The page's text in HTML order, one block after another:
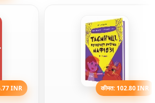
INR कीमत: 102.80 INR